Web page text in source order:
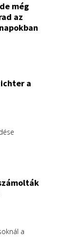
még
az
a
a